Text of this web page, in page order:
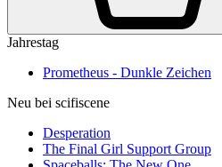
Jahrestag
Prometheus - Dunkle Zeichen
Neu bei scifiscene
Desperation
The Final Girl Support Group